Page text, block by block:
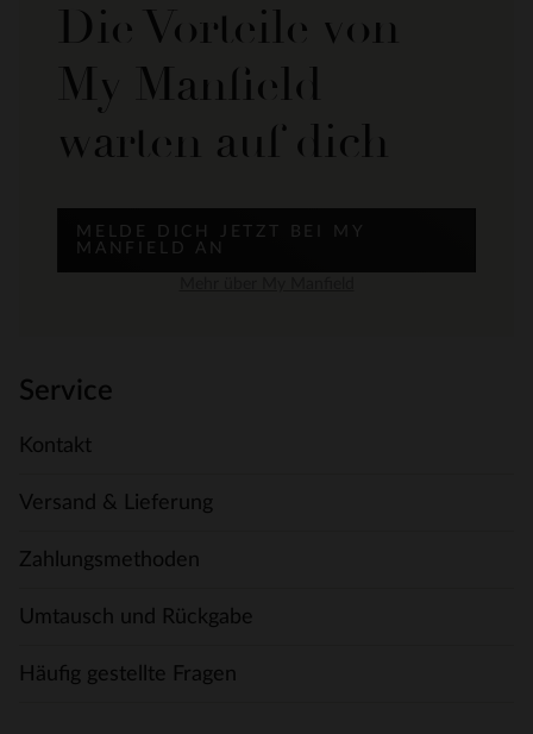
Die Vorteile von
My Manfield
warten auf dich
MELDE DICH JETZT BEI MY
MANFIELD AN
Service
Kontakt
Versand & Lieferung
Zahlungsmethoden
Umtausch und Rückgabe
Häufig gestellte Fragen